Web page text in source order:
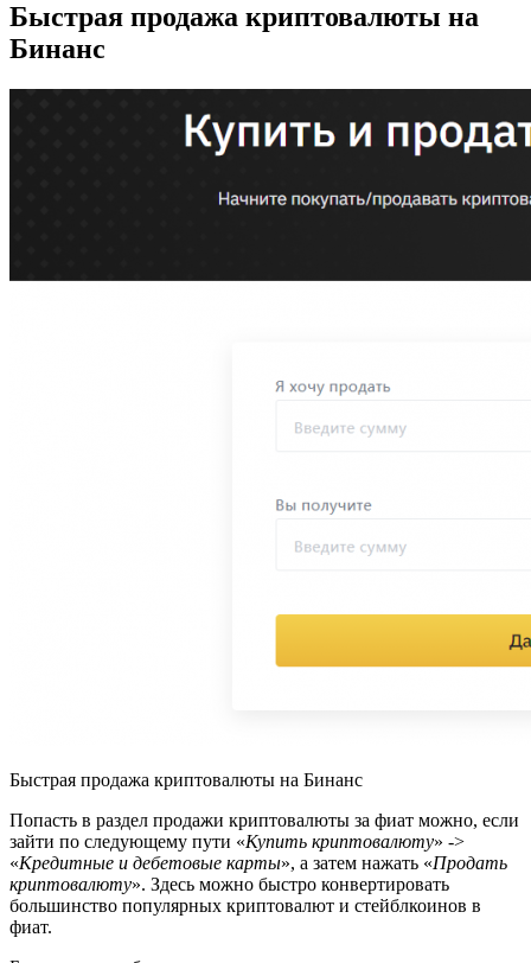
Быстрая продажа криптовалюты на
Бинанс
Быстрая продажа криптовалюты на Бинанс
Попасть в раздел продажи криптовалюты за фиат можно, если
зайти по следующему пути «Купить криптовалюту» ->
«Кредитные и дебетовые карты», а затем нажать «Продать
криптовалюту». Здесь можно быстро конвертировать
большинство популярных криптовалют и стейблкоинов в
фиат.